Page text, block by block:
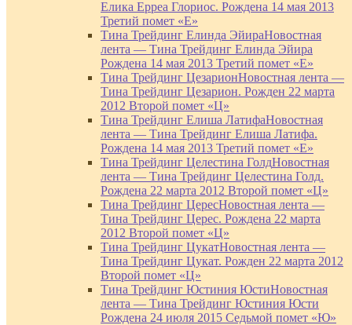
Елика Ерреа Глориос. Рождена 14 мая 2013
Третий помет «Е»
Тина Трейдинг Елинда ЭйираНовостная
лента — Тина Трейдинг Елинда Эйира
Рождена 14 мая 2013 Третий помет «Е»
Тина Трейдинг ЦезарионНовостная лента —
Тина Трейдинг Цезарион. Рожден 22 марта
2012 Второй помет «Ц»
Тина Трейдинг Елиша ЛатифаНовостная
лента — Тина Трейдинг Елиша Латифа.
Рождена 14 мая 2013 Третий помет «Е»
Тина Трейдинг Целестина ГолдНовостная
лента — Тина Трейдинг Целестина Голд.
Рождена 22 марта 2012 Второй помет «Ц»
Тина Трейдинг ЦересНовостная лента —
Тина Трейдинг Церес. Рождена 22 марта
2012 Второй помет «Ц»
Тина Трейдинг ЦукатНовостная лента —
Тина Трейдинг Цукат. Рожден 22 марта 2012
Второй помет «Ц»
Тина Трейдинг Юстиния ЮстиНовостная
лента — Тина Трейдинг Юстиния Юсти
Рождена 24 июля 2015 Седьмой помет «Ю»